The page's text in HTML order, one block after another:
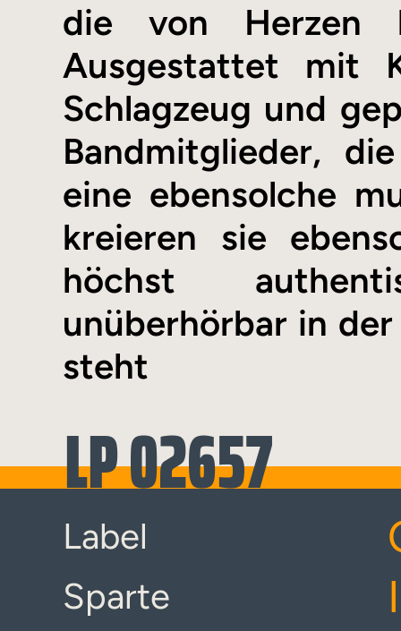
die von Herzen
Ausgestattet mit
Schlagzeug und
Bandmitglieder,
eine ebensolche
kreieren sie
höchst
unüberhörbar in
steht
LP 02657
Label
Sparte